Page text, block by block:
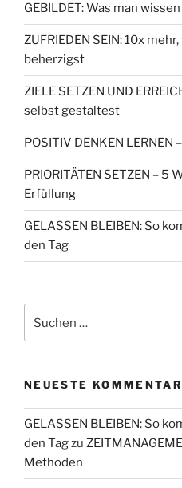
GEBILDET: Was man
ZUFRIEDEN SEIN: 10x
beherzigst
ZIELE SETZEN UND
selbst gestaltest
POSITIV DENKEN LERNEN
PRIORITÄTEN SETZEN – 5
Erfüllung
GELASSEN BLEIBEN: So
den Tag
nach:
NEUESTE
GELASSEN BLEIBEN: So
den Tagzu
Methoden